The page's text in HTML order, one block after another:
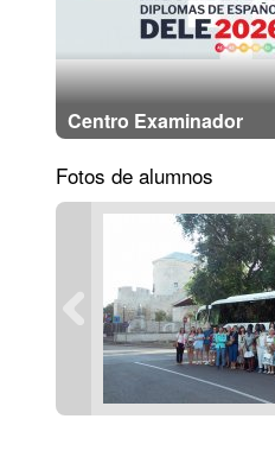
Centro Examinador
Fotos de alumnos